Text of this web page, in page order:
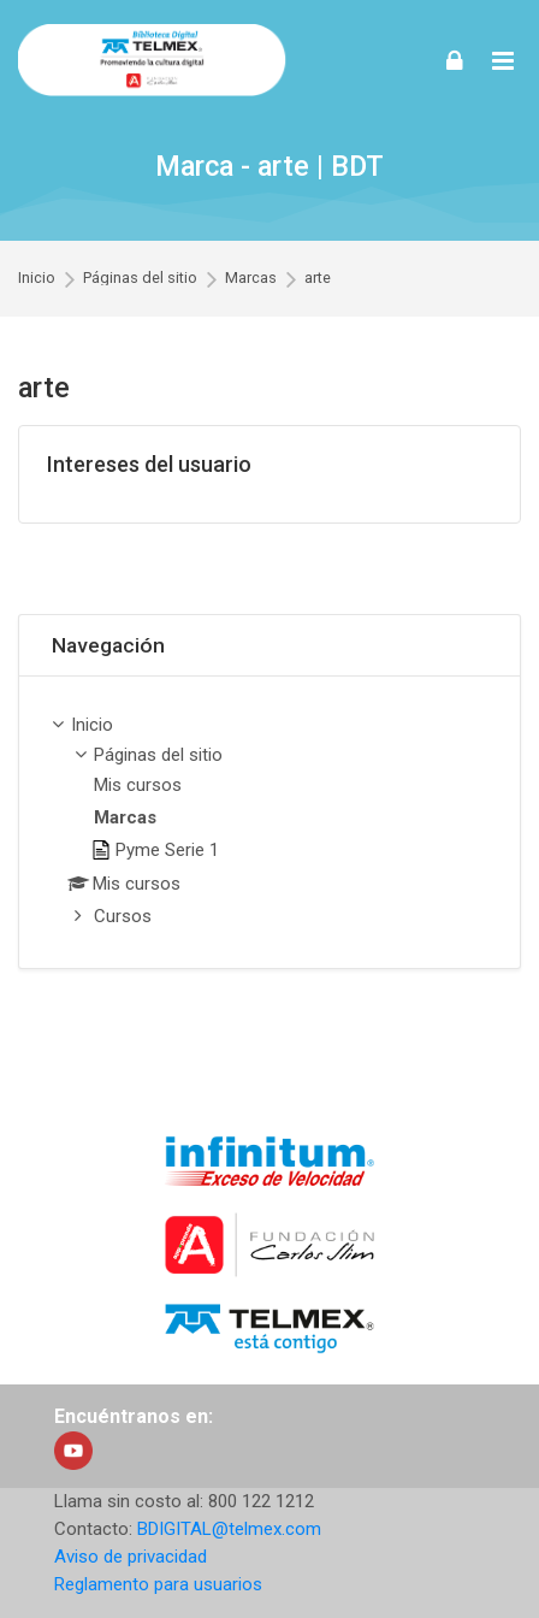
Marca - arte | BDT
Inicio Páginas del sitio Marcas arte
arte
Intereses del usuario
Navegación
Inicio
Páginas del sitio
Mis cursos
Marcas
Pyme Serie 1
Mis cursos
Cursos
Encuéntranos en:
Llama sin costo al: 800 122 1212
Contacto: BDIGITAL@telmex.com
Aviso de privacidad
Reglamento para usuarios